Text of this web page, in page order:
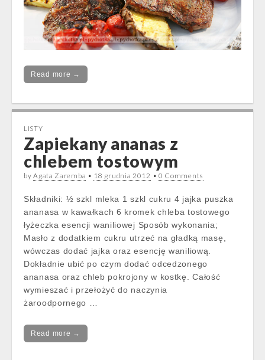
Read more →
LISTY
Zapiekany ananas z
chlebem tostowym
byAgata Zaremba • 18 grudnia 2012 • 0 Comments
Składniki: ½ szkl mleka 1 szkl cukru 4 jajka puszka
ananasa w kawałkach 6 kromek chleba tostowego
łyżeczka esencji waniliowej Sposób wykonania;
Masło z dodatkiem cukru utrzeć na gładką masę,
wówczas dodać jajka oraz esencję waniliową.
Dokładnie ubić po czym dodać odcedzonego
ananasa oraz chleb pokrojony w kostkę. Całość
wymieszać i przełożyć do naczynia
żaroodpornego …
Read more →